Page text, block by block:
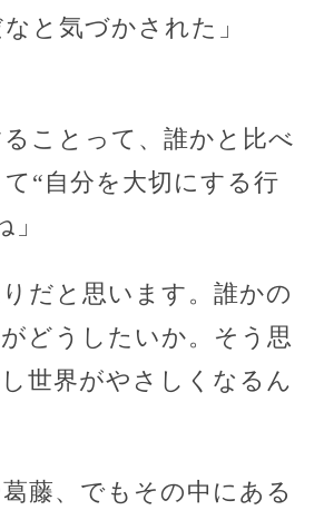
と気づかされた」
ることって、誰かと比べ
“自分を大切にする行
だと思います。誰かの
どうしたいか。そう思
世界がやさしくなるん
藤、でもその中にある